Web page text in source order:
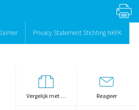
Privacy Statement Stichting NKFK
Vergelijk met … Reageer